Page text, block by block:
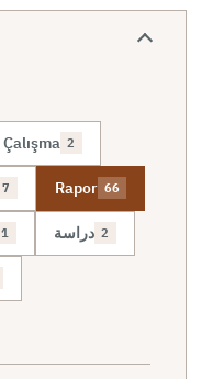
Çalışma 2
7 Rapor 66
1 دراسة 2